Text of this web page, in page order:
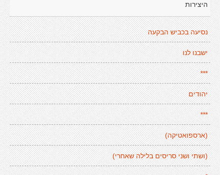
היצירות
נסיעה בכביש הבקעה
ישבנו לנו
***
יהודים
***
(ארספואטיקה)
(ושתי ושני סריסים בלילה שאחרי)